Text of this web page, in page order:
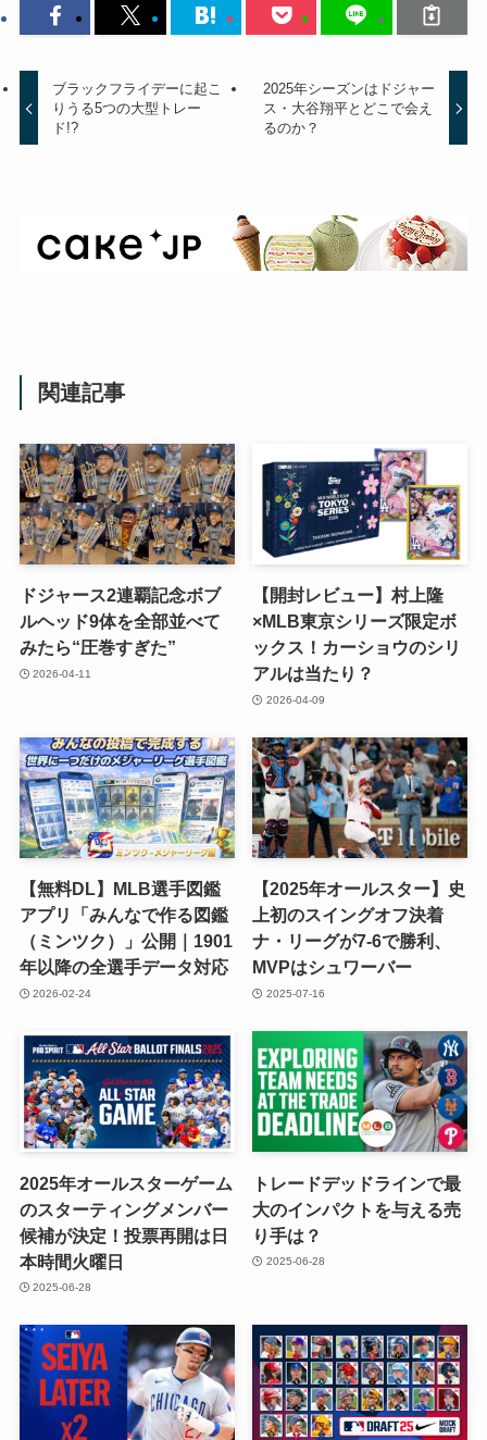
ブラックフライデーに起こ
りうる5つの大型トレー
ド!?
2025年シーズンはドジャー
ス・大谷翔平とどこで会え
るのか？
関連記事
ドジャース2連覇記念ボブ
ルヘッド9体を全部並べて
みたら“圧巻すぎた”
2026-04-11
【開封レビュー】村上隆
×MLB東京シリーズ限定ボ
ックス！カーショウのシリ
アルは当たり？
2026-04-09
【無料DL】MLB選手図鑑
アプリ「みんなで作る図鑑
（ミンツク）」公開｜1901
年以降の全選手データ対応
2026-02-24
【2025年オールスター】史
上初のスイングオフ決着
ナ・リーグが7-6で勝利、
MVPはシュワーバー
2025-07-16
2025年オールスターゲーム
のスターティングメンバー
候補が決定！投票再開は日
本時間火曜日
2025-06-28
トレードデッドラインで最
大のインパクトを与える売
り手は？
2025-06-28